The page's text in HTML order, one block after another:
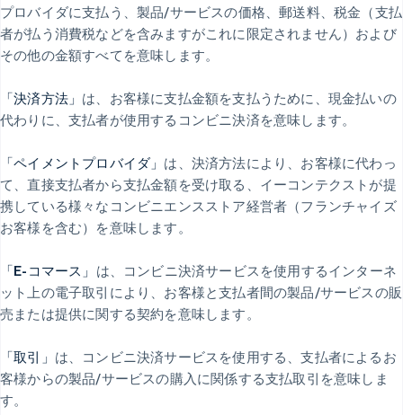
プロバイダに支払う、製品/サービスの価格、郵送料、税金（支払
者が払う消費税などを含みますがこれに限定されません）および
その他の金額すべてを意味します。
「決済方法」 は、お客様に支払金額を支払うために、現金払いの
代わりに、支払者が使用するコンビニ決済を意味します。
「ペイメントプロバイダ」 は、決済方法により、お客様に代わっ
て、直接支払者から支払金額を受け取る、イーコンテクストが提
携している様々なコンビニエンスストア経営者（フランチャイズ
お客様を含む）を意味します。
「E-コマース」 は、コンビニ決済サービスを使用するインターネ
ット上の電子取引により、お客様と支払者間の製品/サービスの販
売または提供に関する契約を意味します。
「取引」 は、コンビニ決済サービスを使用する、支払者によるお
客様からの製品/サービスの購入に関係する支払取引を意味しま
す。